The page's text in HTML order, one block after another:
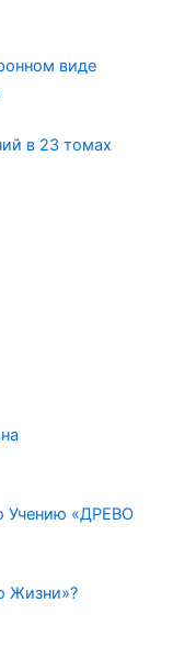
виде
в 23 томах
Учению «ДРЕВО
Жизни»?